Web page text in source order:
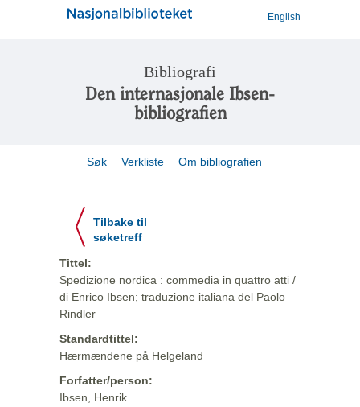
English
Bibliografi
Den internasjonale Ibsen-
bibliografien
Søk Verkliste Om bibliografien
Tilbake til
søketreff
Tittel:
Spedizione nordica : commedia in quattro atti /
di Enrico Ibsen; traduzione italiana del Paolo
Rindler
Standardtittel:
Hærmændene på Helgeland
Forfatter/person:
Ibsen, Henrik